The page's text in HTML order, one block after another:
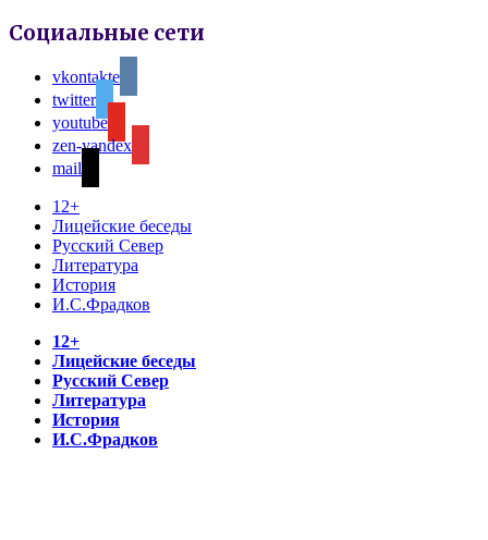
Социальные сети
vkontakte
twitter
youtube
zen-yandex
mail
12+
Лицейские беседы
Русский Север
Литература
История
И.С.Фрадков
12+
Лицейские беседы
Русский Север
Литература
История
И.С.Фрадков